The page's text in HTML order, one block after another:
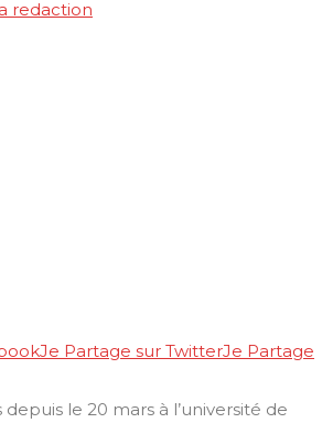
redaction
Je Partage sur TwitterJe Partage
le 20 mars à l’université de